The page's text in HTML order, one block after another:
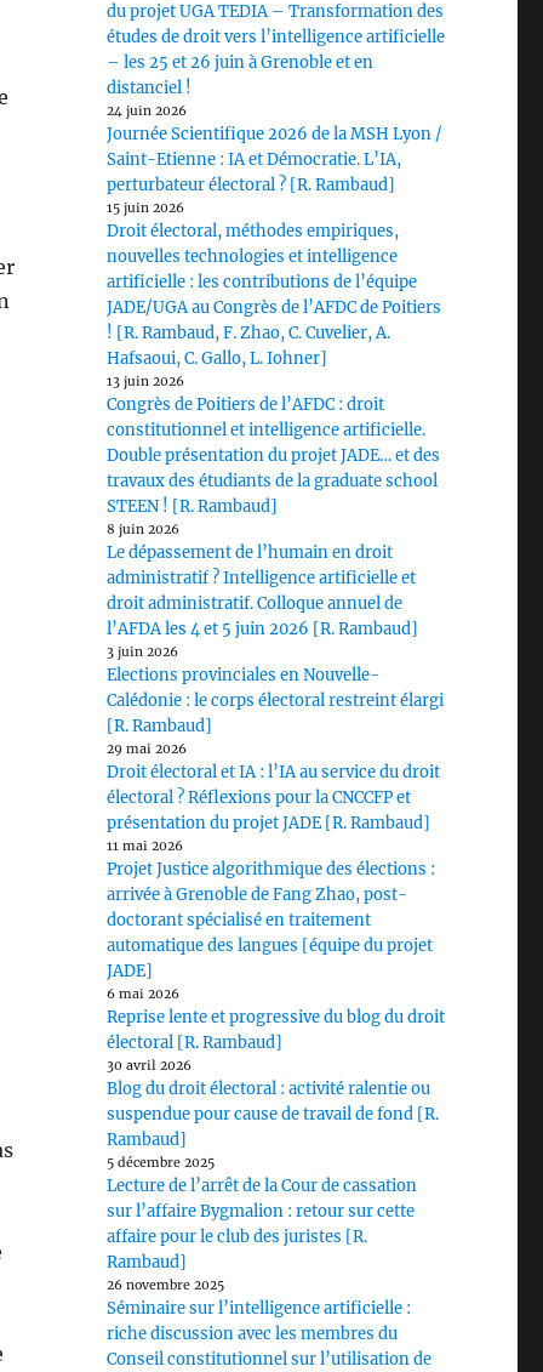
du projet UGA TEDIA – Transformation des
études de droit vers l’intelligence artificielle
– les 25 et 26 juin à Grenoble et en
distanciel !
24 juin 2026
Journée Scientifique 2026 de la MSH Lyon /
Saint-Etienne : IA et Démocratie. L’IA,
perturbateur électoral ? [R. Rambaud]
15 juin 2026
Droit électoral, méthodes empiriques,
nouvelles technologies et intelligence
artificielle : les contributions de l’équipe
JADE/UGA au Congrès de l’AFDC de Poitiers
! [R. Rambaud, F. Zhao, C. Cuvelier, A.
Hafsaoui, C. Gallo, L. Iohner]
13 juin 2026
Congrès de Poitiers de l’AFDC : droit
constitutionnel et intelligence artificielle.
Double présentation du projet JADE… et des
travaux des étudiants de la graduate school
STEEN ! [R. Rambaud]
8 juin 2026
Le dépassement de l’humain en droit
administratif ? Intelligence artificielle et
droit administratif. Colloque annuel de
l’AFDA les 4 et 5 juin 2026 [R. Rambaud]
3 juin 2026
Elections provinciales en Nouvelle-
Calédonie : le corps électoral restreint élargi
[R. Rambaud]
29 mai 2026
Droit électoral et IA : l’IA au service du droit
électoral ? Réflexions pour la CNCCFP et
présentation du projet JADE [R. Rambaud]
11 mai 2026
Projet Justice algorithmique des élections :
arrivée à Grenoble de Fang Zhao, post-
doctorant spécialisé en traitement
automatique des langues [équipe du projet
JADE]
6 mai 2026
Reprise lente et progressive du blog du droit
électoral [R. Rambaud]
30 avril 2026
Blog du droit électoral : activité ralentie ou
suspendue pour cause de travail de fond [R.
Rambaud]
5 décembre 2025
Lecture de l’arrêt de la Cour de cassation
sur l’affaire Bygmalion : retour sur cette
affaire pour le club des juristes [R.
Rambaud]
26 novembre 2025
Séminaire sur l’intelligence artificielle :
riche discussion avec les membres du
Conseil constitutionnel sur l’utilisation de